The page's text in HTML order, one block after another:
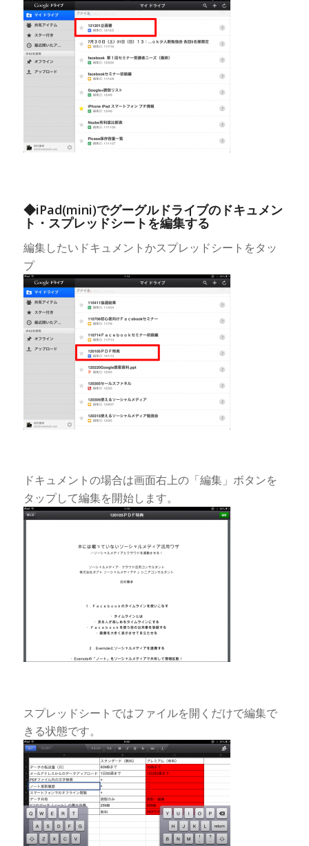
◆iPad(mini)でグーグルドライブのドキュメン
ト・スプレッドシートを編集する
編集したいドキュメントかスプレッドシートをタッ
プ
ドキュメントの場合は画面右上の「編集」ボタンを
タップして編集を開始します。
スプレッドシートではファイルを開くだけで編集で
きる状態です。